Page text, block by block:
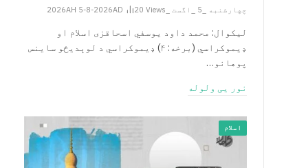
چهارشنبه _5 _اگست _2026AH 5-8-2026AD 20 Views
لیکوال: محمد داود یوسفي اسحاقزی اسلام او
ډیموکراسي (برخه: ۴) ډیموکراسي د لوېدیځو ساینس
پوهانو…
نور یی ولوله
اسلام